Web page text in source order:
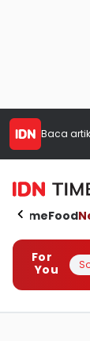
Baca
HomeFood
For
You